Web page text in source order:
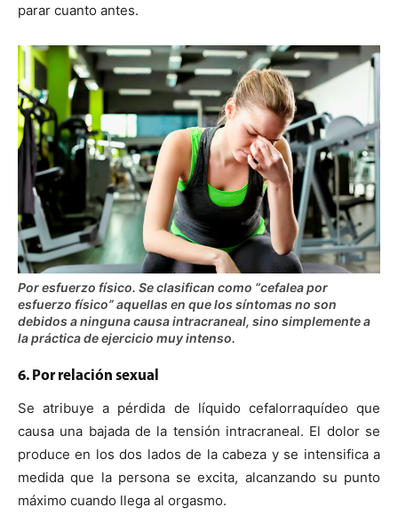
parar cuanto antes.
Por esfuerzo físico. Se clasifican como “cefalea por
esfuerzo físico” aquellas en que los síntomas no son
debidos a ninguna causa intracraneal, sino simplemente a
la práctica de ejercicio muy intenso.
6. Por relación sexual
Se atribuye a pérdida de líquido cefalorraquídeo que
causa una bajada de la tensión intracraneal. El dolor se
produce en los dos lados de la cabeza y se intensifica a
medida que la persona se excita, alcanzando su punto
máximo cuando llega al orgasmo.